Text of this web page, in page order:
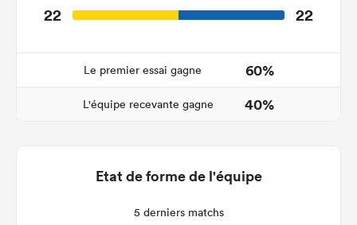
22 22
Le premier essai gagne 60%
L'équipe recevante gagne 40%
Etat de forme de l'équipe
5 derniers matchs